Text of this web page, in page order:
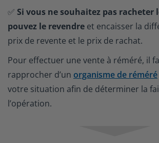
✅ Si vous ne souhaitez pas racheter
pouvez le revendre et encaisser la
prix de revente et le prix de rachat.
Pour effectuer une vente à réméré, il
rapprocher d’un organisme de réméré
votre situation afin de déterminer la
l’opération.